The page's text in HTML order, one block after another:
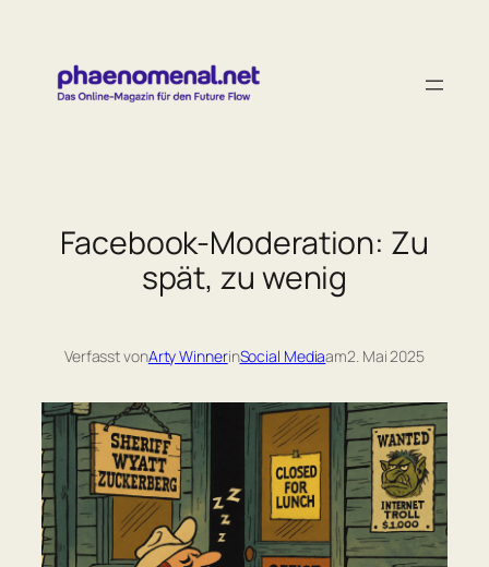
springen
Facebook-Moderation: Zu
spät, zu wenig
Verfasst vonArty WinnerinSocial Mediaam2. Mai 2025